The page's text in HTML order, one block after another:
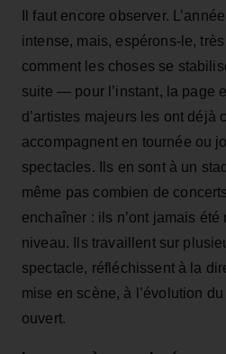
Il faut encore observer.
intense, mais, espérons‑le,
comment les choses se
suite — pour l’instant, la page
d’artistes majeurs les ont déjà
accompagnent en tournée ou
spectacles. Ils en sont à un
même pas combien de
enchaîner : ils n’ont jamais été
niveau. Ils travaillent sur
spectacle, réfléchissent à la
mise en scène, à l’évolution
ouvert.